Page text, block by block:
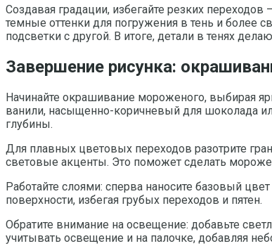
Создавая градации, избегайте резких
темные оттенки для погружения в тень и более
подсветки с другой. В итоге, детали в тенях
Завершение рисунка:
Начинайте окрашивание мороженого, выбирая
ванили, насыщенно-коричневый для шоколада
глубины.
Для плавных цветовых переходов разотрите
световые акценты. Это поможет сделать
Работайте слоями: сперва наносите базовый
поверхности, избегая грубых переходов и пятен.
Обратите внимание на освещение: добавьте
учитывать освещение и на палочке, добавляя